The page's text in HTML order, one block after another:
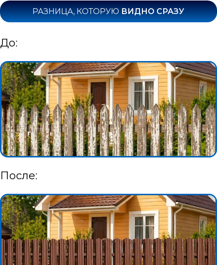
РАЗНИЦА, КОТОРУЮВИДНО СРАЗУ
До:
После: